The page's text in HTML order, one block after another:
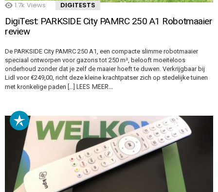
1.7k Views DIGITESTS
DigiTest: PARKSIDE City PAMRC 250 A1 Robotmaaier
review
De PARKSIDE City PAMRC 250 A1, een compacte slimme robotmaaier
speciaal ontworpen voor gazons tot 250 m², belooft moeiteloos
onderhoud zonder dat je zelf de maaier hoeft te duwen. Verkrijgbaar bij
Lidl voor €249,00, richt deze kleine krachtpatser zich op stedelijke tuinen
met kronkelige paden […] LEES MEER…